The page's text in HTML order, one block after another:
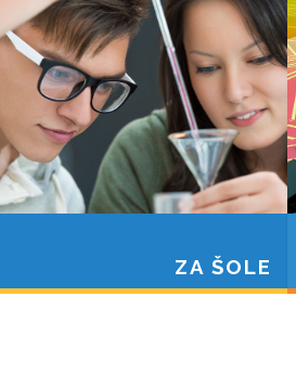
ZA ŠOLE